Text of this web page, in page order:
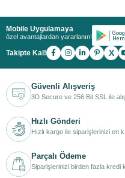
Mobile Uygulamaya
özel avantajlardan yararlanın!
Takipte Kal! X
Güvenli Alışveriş
3D Secure ve 256 Bit SSL ile
Hızlı Gönderi
Hızlı kargo ile siparişlerinizi en
Parçalı Ödeme
Siparişlerinizi birden fazla kredi